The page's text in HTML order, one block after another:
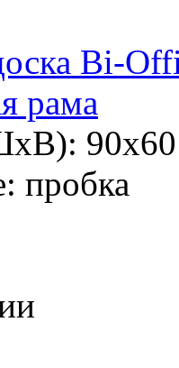
Bi-
рама
пробка